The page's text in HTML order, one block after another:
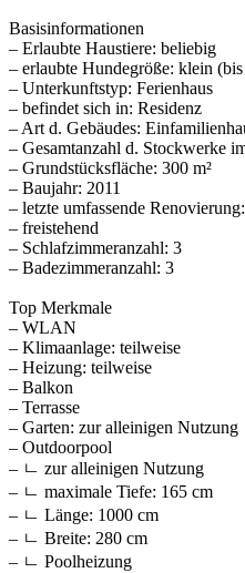
Basisinformationen
– Erlaubte Haustiere: beliebig
– erlaubte Hundegröße: klein
– Unterkunftstyp: Ferienhaus
– befindet sich in: Residenz
– Art d. Gebäudes:
– Gesamtanzahl d. Stockwerke
– Grundstücksfläche: 300 m²
– Baujahr: 2011
– letzte umfassende
– freistehend
– Schlafzimmeranzahl: 3
– Badezimmeranzahl: 3
Top Merkmale
– WLAN
– Klimaanlage: teilweise
– Heizung: teilweise
– Balkon
– Terrasse
– Garten: zur alleinigen Nutzung
– Outdoorpool
– ㄴ zur alleinigen Nutzung
– ㄴ maximale Tiefe: 165 cm
– ㄴ Länge: 1000 cm
– ㄴ Breite: 280 cm
– ㄴ Poolheizung